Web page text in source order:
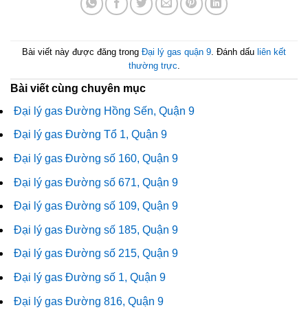
Bài viết này được đăng trong Đại lý gas quận 9. Đánh dấu liên kết
thường trực.
Bài viết cùng chuyên mục
Đại lý gas Đường Hồng Sến, Quận 9
Đại lý gas Đường Tổ 1, Quận 9
Đại lý gas Đường số 160, Quận 9
Đại lý gas Đường số 671, Quận 9
Đại lý gas Đường số 109, Quận 9
Đại lý gas Đường số 185, Quận 9
Đại lý gas Đường số 215, Quận 9
Đại lý gas Đường số 1, Quận 9
Đại lý gas Đường 816, Quận 9